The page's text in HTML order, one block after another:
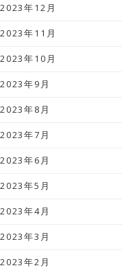
2023年12月
2023年11月
2023年10月
2023年9月
2023年8月
2023年7月
2023年6月
2023年5月
2023年4月
2023年3月
2023年2月